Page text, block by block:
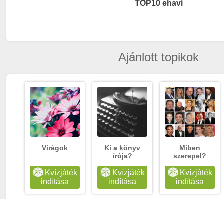
TOP10 ehavi
Ajánlott topikok
Virágok
Kvízjáték
indítása
Ki a könyv
írója?
Kvízjáték
indítása
Miben
szerepel?
Kvízjáték
indítása